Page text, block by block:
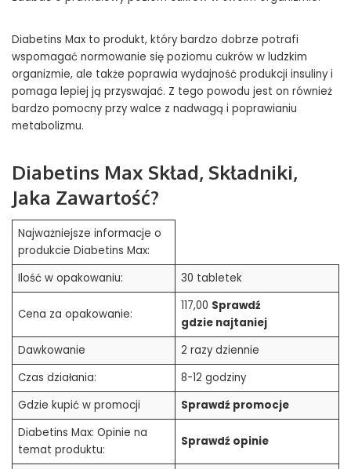
Diabetins Max to produkt, który bardzo dobrze potrafi
wspomagać normowanie się poziomu cukrów w ludzkim
organizmie, ale także poprawia wydajność produkcji insuliny i
pomaga lepiej ją przyswajać. Z tego powodu jest on również
bardzo pomocny przy walce z nadwagą i poprawianiu
metabolizmu.
Diabetins Max Skład, Składniki,
Jaka Zawartość?
Najważniejsze informacje o
produkcie Diabetins Max:
Ilość w opakowaniu:
30 tabletek
Cena za opakowanie:
117,00 Sprawdź
gdzie najtaniej
Dawkowanie
2 razy dziennie
Czas działania:
8-12 godziny
Gdzie kupić w promocji
Sprawdź promocje
Diabetins Max: Opinie na
temat produktu:
Sprawdź opinie